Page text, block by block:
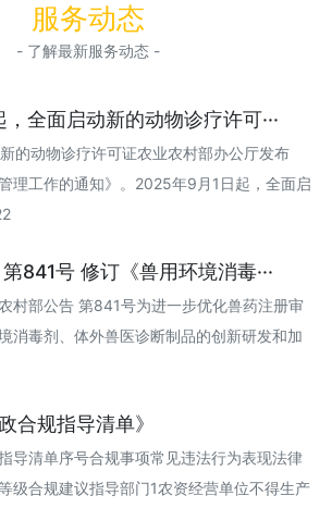
服务动态
- 了解最新服务动态 -
全面启动新的动物诊疗许可···
的动物诊疗许可证农业农村部办公厅发布
理工作的通知》。2025年9月1日起，全面启
841号 修订《兽用环境消毒···
村部公告 第841号为进一步优化兽药注册审
消毒剂、体外兽医诊断制品的创新研发和加
合规指导清单》
导清单序号合规事项常见违法行为表现法律
级合规建议指导部门1农资经营单位不得生产